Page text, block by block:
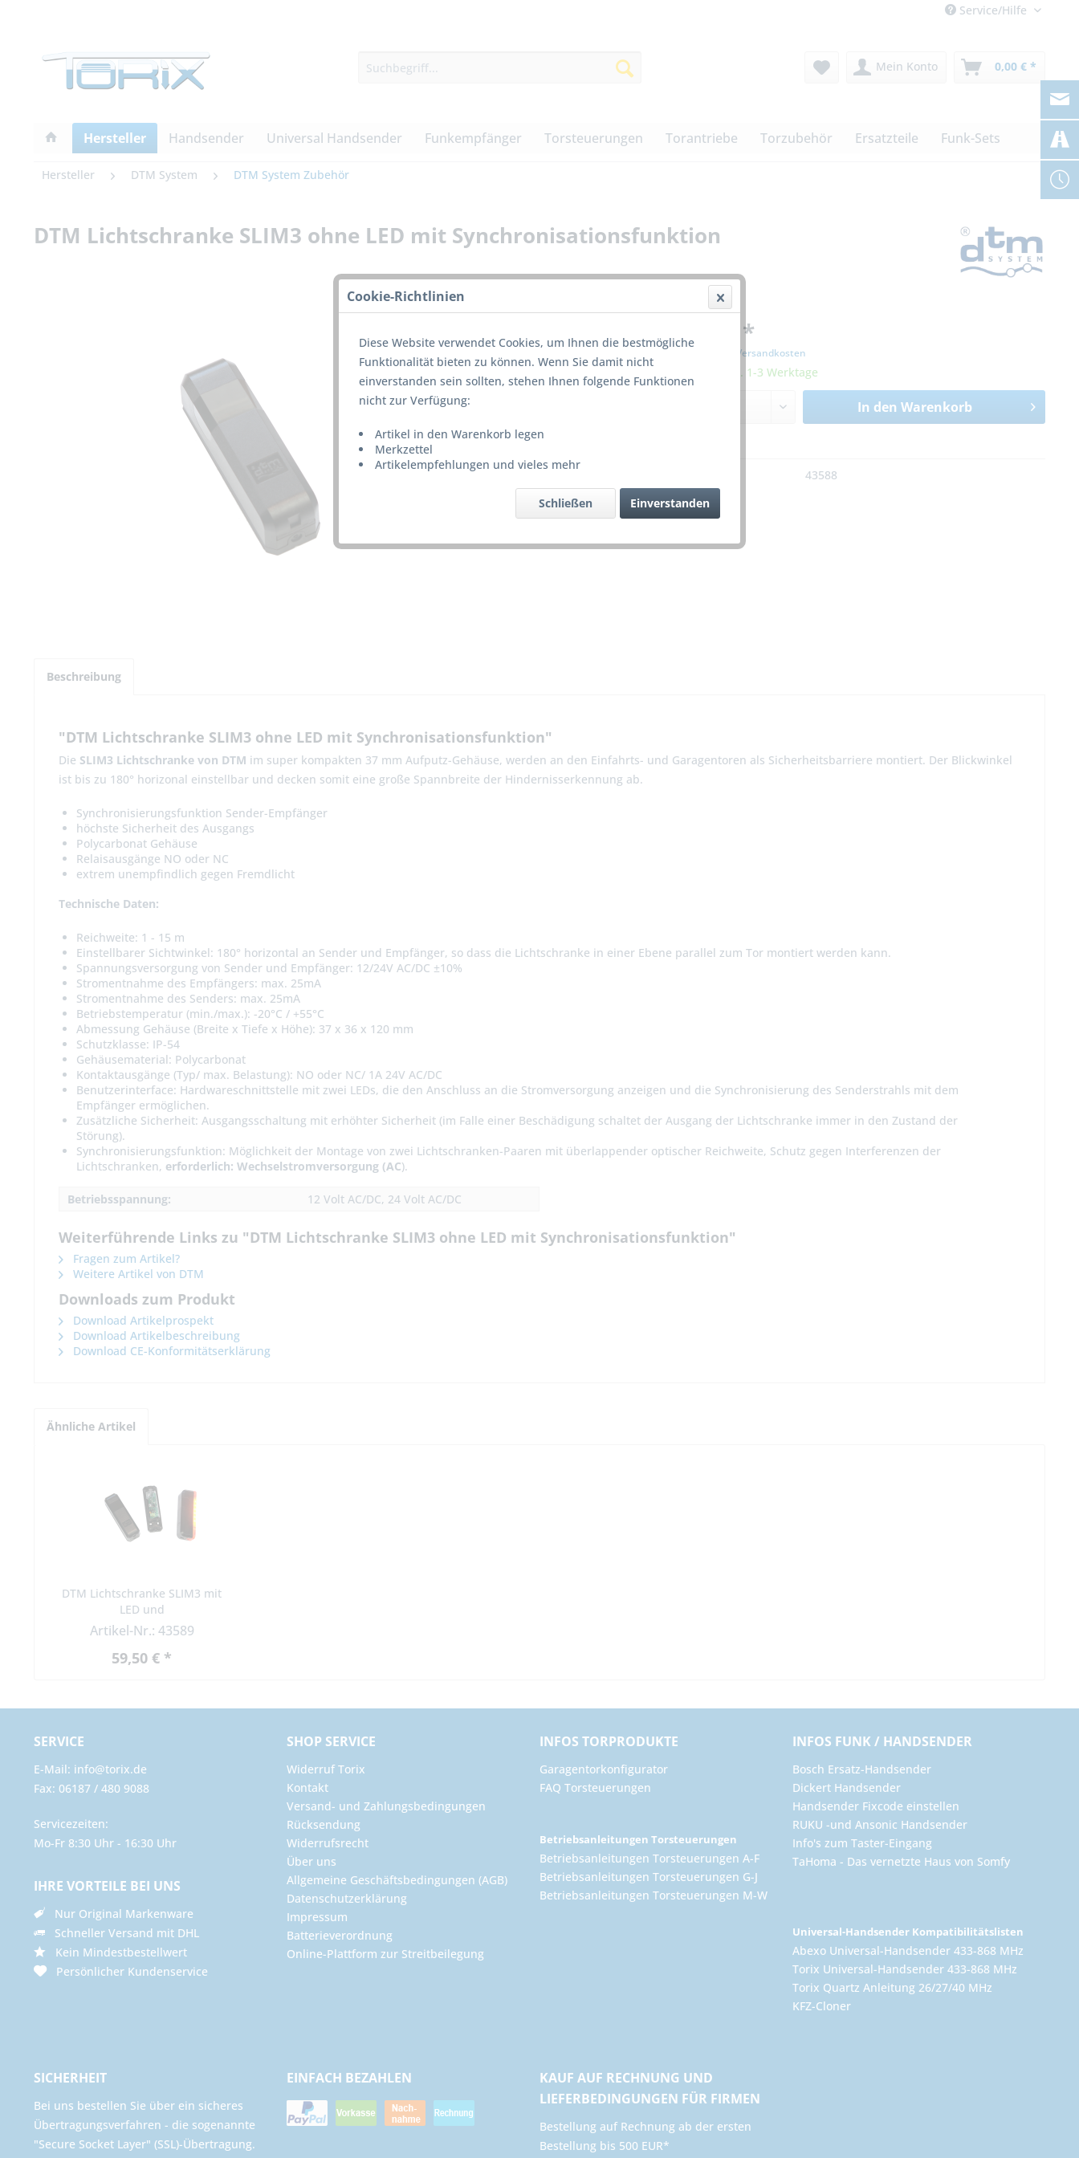
Service/Hilfe
Mein Konto 0,00 € *
Hersteller Handsender Universal Handsender Funkempfänger Torsteuerungen Torantriebe Torzubehör Ersatzteile Funk-Sets
Hersteller DTM System DTM System Zubehör
DTM Lichtschranke SLIM3 ohne LED mit Synchronisationsfunktion
49,00 € *
inkl. MwSt. zzgl. Versandkosten
Lieferzeit ca. 1-3 Werktage
In den Warenkorb
43588
Beschreibung
"DTM Lichtschranke SLIM3 ohne LED mit Synchronisationsfunktion"
Die SLIM3 Lichtschranke von DTM im super kompakten 37 mm Aufputz-Gehäuse, werden an den Einfahrts- und Garagentoren als Sicherheitsbarriere montiert. Der Blickwinkel
ist bis zu 180° horizonal einstellbar und decken somit eine große Spannbreite der Hindernisserkennung ab.
Synchronisierungsfunktion Sender-Empfänger
höchste Sicherheit des Ausgangs
Polycarbonat Gehäuse
Relaisausgänge NO oder NC
extrem unempfindlich gegen Fremdlicht
Technische Daten:
Reichweite: 1 - 15 m
Einstellbarer Sichtwinkel: 180° horizontal an Sender und Empfänger, so dass die Lichtschranke in einer Ebene parallel zum Tor montiert werden kann.
Spannungsversorgung von Sender und Empfänger: 12/24V AC/DC ±10%
Stromentnahme des Empfängers: max. 25mA
Stromentnahme des Senders: max. 25mA
Betriebstemperatur (min./max.): -20°C / +55°C
Abmessung Gehäuse (Breite x Tiefe x Höhe): 37 x 36 x 120 mm
Schutzklasse: IP-54
Gehäusematerial: Polycarbonat
Kontaktausgänge (Typ/ max. Belastung): NO oder NC/ 1A 24V AC/DC
Benutzerinterface: Hardwareschnittstelle mit zwei LEDs, die den Anschluss an die Stromversorgung anzeigen und die Synchronisierung des Senderstrahls mit dem
Empfänger ermöglichen.
Zusätzliche Sicherheit: Ausgangsschaltung mit erhöhter Sicherheit (im Falle einer Beschädigung schaltet der Ausgang der Lichtschranke immer in den Zustand der
Störung).
Synchronisierungsfunktion: Möglichkeit der Montage von zwei Lichtschranken-Paaren mit überlappender optischer Reichweite, Schutz gegen Interferenzen der
Lichtschranken, erforderlich: Wechselstromversorgung (AC).
Betriebsspannung: 12 Volt AC/DC, 24 Volt AC/DC
Weiterführende Links zu "DTM Lichtschranke SLIM3 ohne LED mit Synchronisationsfunktion"
Fragen zum Artikel?
Weitere Artikel von DTM
Downloads zum Produkt
Download Artikelprospekt
Download Artikelbeschreibung
Download CE-Konformitätserklärung
Ähnliche Artikel
DTM Lichtschranke SLIM3 mit
LED und
Synchronisationsfunktion
Artikel-Nr.: 43589
59,50 € *
SERVICE
E-Mail: info@torix.de
Fax: 06187 / 480 9088
Servicezeiten:
Mo-Fr 8:30 Uhr - 16:30 Uhr
IHRE VORTEILE BEI UNS
Nur Original Markenware
Schneller Versand mit DHL
Kein Mindestbestellwert
Persönlicher Kundenservice
SHOP SERVICE
Widerruf Torix
Kontakt
Versand- und Zahlungsbedingungen
Rücksendung
Widerrufsrecht
Über uns
Allgemeine Geschäftsbedingungen (AGB)
Datenschutzerklärung
Impressum
Batterieverordnung
Online-Plattform zur Streitbeilegung
INFOS TORPRODUKTE
Garagentorkonfigurator
FAQ Torsteuerungen
Betriebsanleitungen Torsteuerungen
Betriebsanleitungen Torsteuerungen A-F
Betriebsanleitungen Torsteuerungen G-J
Betriebsanleitungen Torsteuerungen M-W
INFOS FUNK / HANDSENDER
Bosch Ersatz-Handsender
Dickert Handsender
Handsender Fixcode einstellen
RUKU -und Ansonic Handsender
Info's zum Taster-Eingang
TaHoma - Das vernetzte Haus von Somfy
Universal-Handsender Kompatibilitätslisten
Abexo Universal-Handsender 433-868 MHz
Torix Universal-Handsender 433-868 MHz
Torix Quartz Anleitung 26/27/40 MHz
KFZ-Cloner
SICHERHEIT
Bei uns bestellen Sie über ein sicheres
Übertragungsverfahren - die sogenannte
"Secure Socket Layer" (SSL)-Übertragung.
EINFACH BEZAHLEN
KAUF AUF RECHNUNG UND
LIEFERBEDINGUNGEN FÜR FIRMEN
​Bestellung auf Rechnung ab der ersten
Bestellung bis 500 EUR*
Cookie-Richtlinien
Diese Website verwendet Cookies, um Ihnen die bestmögliche
Funktionalität bieten zu können. Wenn Sie damit nicht
einverstanden sein sollten, stehen Ihnen folgende Funktionen
nicht zur Verfügung:
Artikel in den Warenkorb legen
Merkzettel
Artikelempfehlungen und vieles mehr
Einverstanden
Schließen